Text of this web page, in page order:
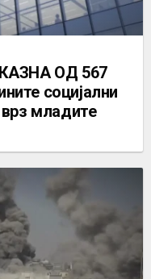
ОД 567
социјални
младите